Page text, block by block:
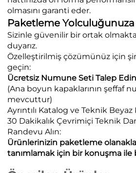
olmasını garanti eder.
Paketleme Yolculuğunuza
Sizinle güvenilir bir ortak
duyarız.
Özelleştirilmiş çözümünüz için
geçin:
Ücretsiz Numune Seti Talep
(Ana boyun kapaklarının şeffaf
mevcuttur)
Ayrıntılı Katalog ve Teknik
30 Dakikalık Çevrimiçi Teknik
Randevu Alın:
Ürünlerinizin paketleme
tanımlamak için bir konuşma ile